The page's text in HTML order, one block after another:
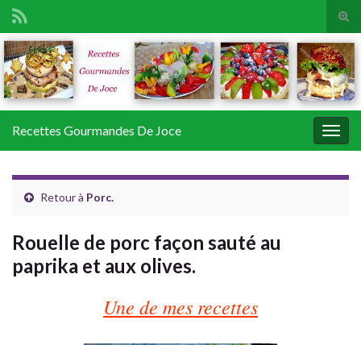
Search for:
Recettes Gourmandes De Joce
Retour à Porc.
Rouelle de porc façon sauté au
paprika et aux olives.
Une de mes recettes